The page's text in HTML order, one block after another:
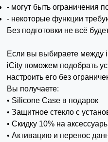
- могут быть ограничения
- некоторые функции
Без подготовки не всё
Если вы выбираете между
iCity поможем подобрать
настроить его без
Вы получаете:
• Silicone Case в подарок
• Защитное стекло с
• Скидку 10% на
• Активацию и перенос